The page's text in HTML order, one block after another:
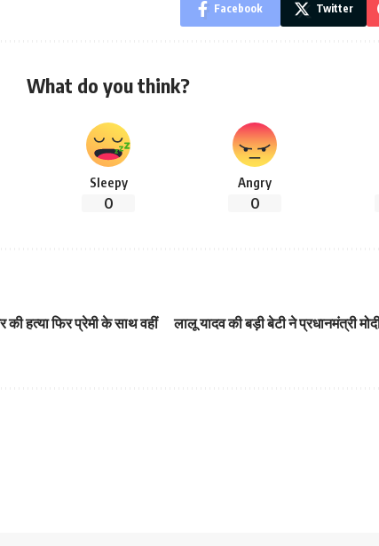
Facebook Twitter
What do you think?
Sleepy
0
Angry
0
हत्या फिर प्रेमी के साथ वहीं
लालू यादव की बड़ी बेटी ने प्रधानमंत्री